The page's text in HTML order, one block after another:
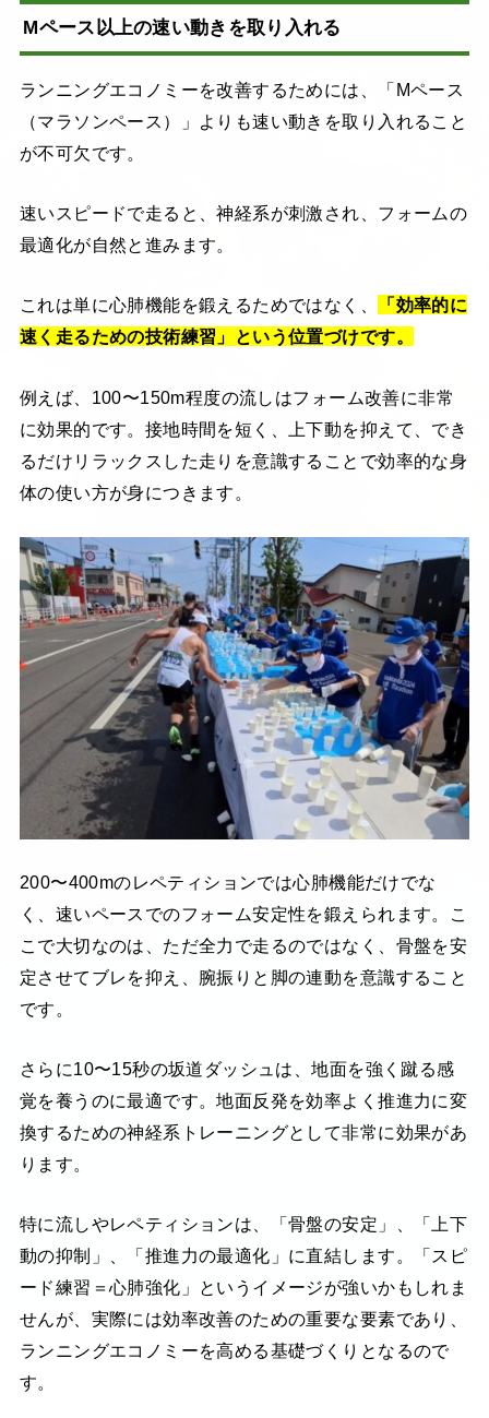
Mペース以上の速い動きを取り入れる
ランニングエコノミーを改善するためには、「Mペース
（マラソンペース）」よりも速い動きを取り入れること
が不可欠です。
速いスピードで走ると、神経系が刺激され、フォームの
最適化が自然と進みます。
これは単に心肺機能を鍛えるためではなく、
「効率的に
速く走るための技術練習」という位置づけです。
例えば、100〜150m程度の流しはフォーム改善に非常
に効果的です。接地時間を短く、上下動を抑えて、でき
るだけリラックスした走りを意識することで効率的な身
体の使い方が身につきます。
200〜400mのレペティションでは心肺機能だけでな
く、速いペースでのフォーム安定性を鍛えられます。こ
こで大切なのは、ただ全力で走るのではなく、骨盤を安
定させてブレを抑え、腕振りと脚の連動を意識すること
です。
さらに10〜15秒の坂道ダッシュは、地面を強く蹴る感
覚を養うのに最適です。地面反発を効率よく推進力に変
換するための神経系トレーニングとして非常に効果があ
ります。
特に流しやレペティションは、「骨盤の安定」、「上下
動の抑制」、「推進力の最適化」に直結します。「スピ
ード練習＝心肺強化」というイメージが強いかもしれま
せんが、実際には効率改善のための重要な要素であり、
ランニングエコノミーを高める基礎づくりとなるので
す。